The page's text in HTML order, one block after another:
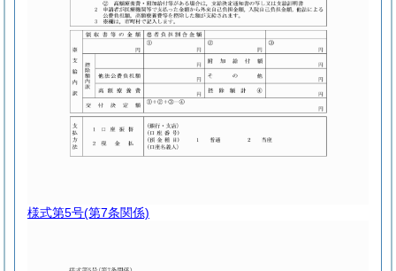
様式第5号(第7条関係)